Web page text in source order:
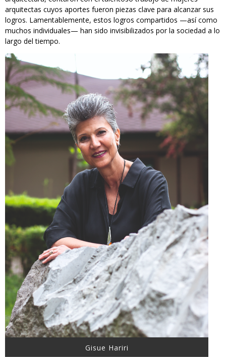
arquitectas cuyos aportes fueron piezas clave para alcanzar sus
logros. Lamentablemente, estos logros compartidos —así como
muchos individuales— han sido invisibilizados por la sociedad a lo
largo del tiempo.
Gisue Hariri